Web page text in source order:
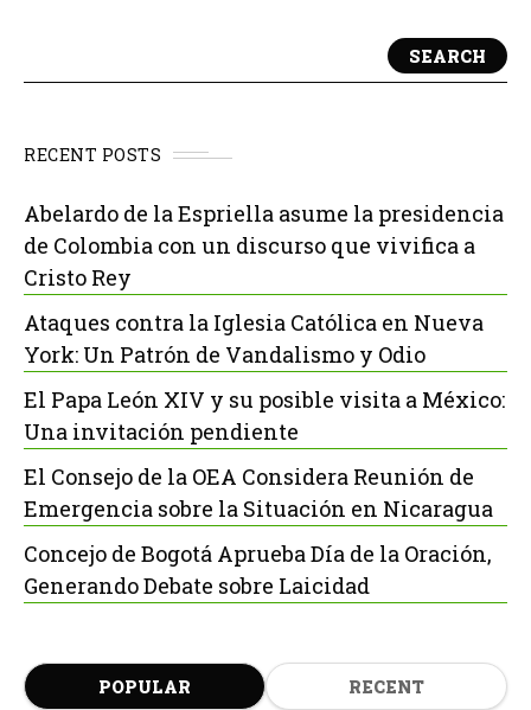
SEARCH
RECENT POSTS
Abelardo de la Espriella asume la presidencia
de Colombia con un discurso que vivifica a
Cristo Rey
Ataques contra la Iglesia Católica en Nueva
York: Un Patrón de Vandalismo y Odio
El Papa León XIV y su posible visita a México:
Una invitación pendiente
El Consejo de la OEA Considera Reunión de
Emergencia sobre la Situación en Nicaragua
Concejo de Bogotá Aprueba Día de la Oración,
Generando Debate sobre Laicidad
POPULAR RECENT